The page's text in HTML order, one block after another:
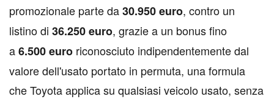
promozionale parte da30.950 euro, contro un
listino di 36.250 euro, grazie a un bonus fino
a6.500 euro riconosciuto indipendentemente dal
valore dell'usato portato in permuta, una formula
che Toyota applica su qualsiasi veicolo usato, senza